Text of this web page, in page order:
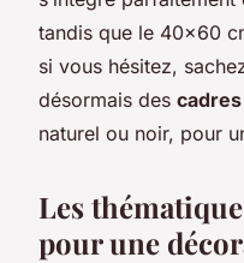
tandis que le 40×60
si vous hésitez,
désormais des
naturel ou noir, pour
Les
pour une